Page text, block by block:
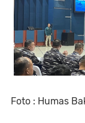
Foto : Humas